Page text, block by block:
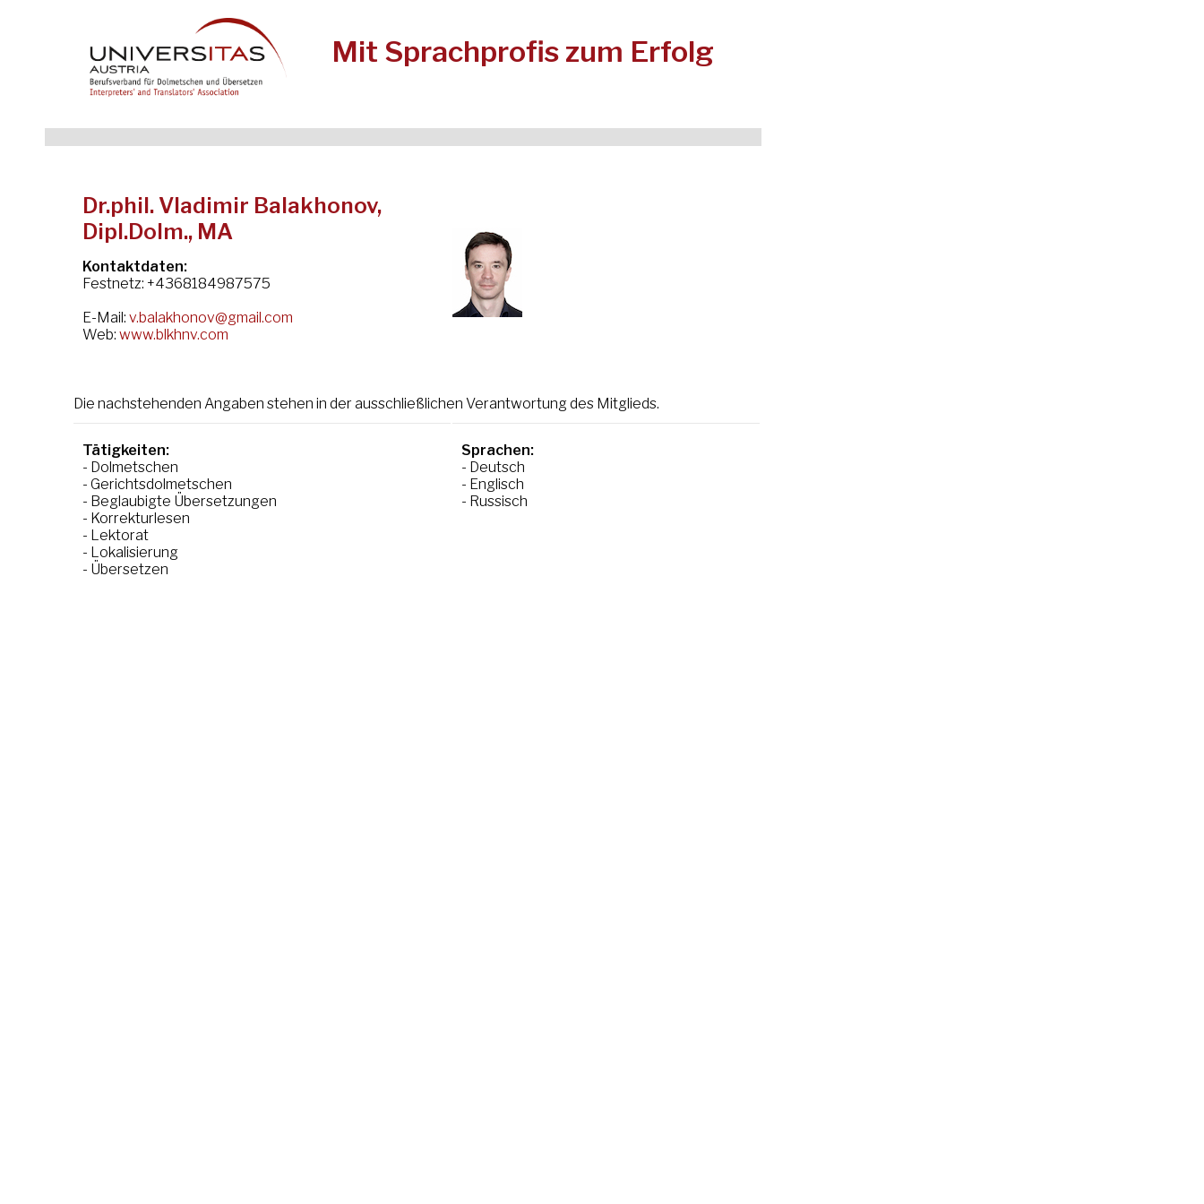
Mit Sprachprofis zum Erfolg
Dr.phil. Vladimir Balakhonov,
Dipl.Dolm., MA
Kontaktdaten:
Festnetz: +4368184987575
E-Mail: v.balakhonov@gmail.com
Web: www.blkhnv.com
Die nachstehenden Angaben stehen in der ausschließlichen Verantwortung des Mitglieds.
Tätigkeiten:
- Dolmetschen
- Gerichtsdolmetschen
- Beglaubigte Übersetzungen
- Korrekturlesen
- Lektorat
- Lokalisierung
- Übersetzen
Sprachen:
- Deutsch
- Englisch
- Russisch